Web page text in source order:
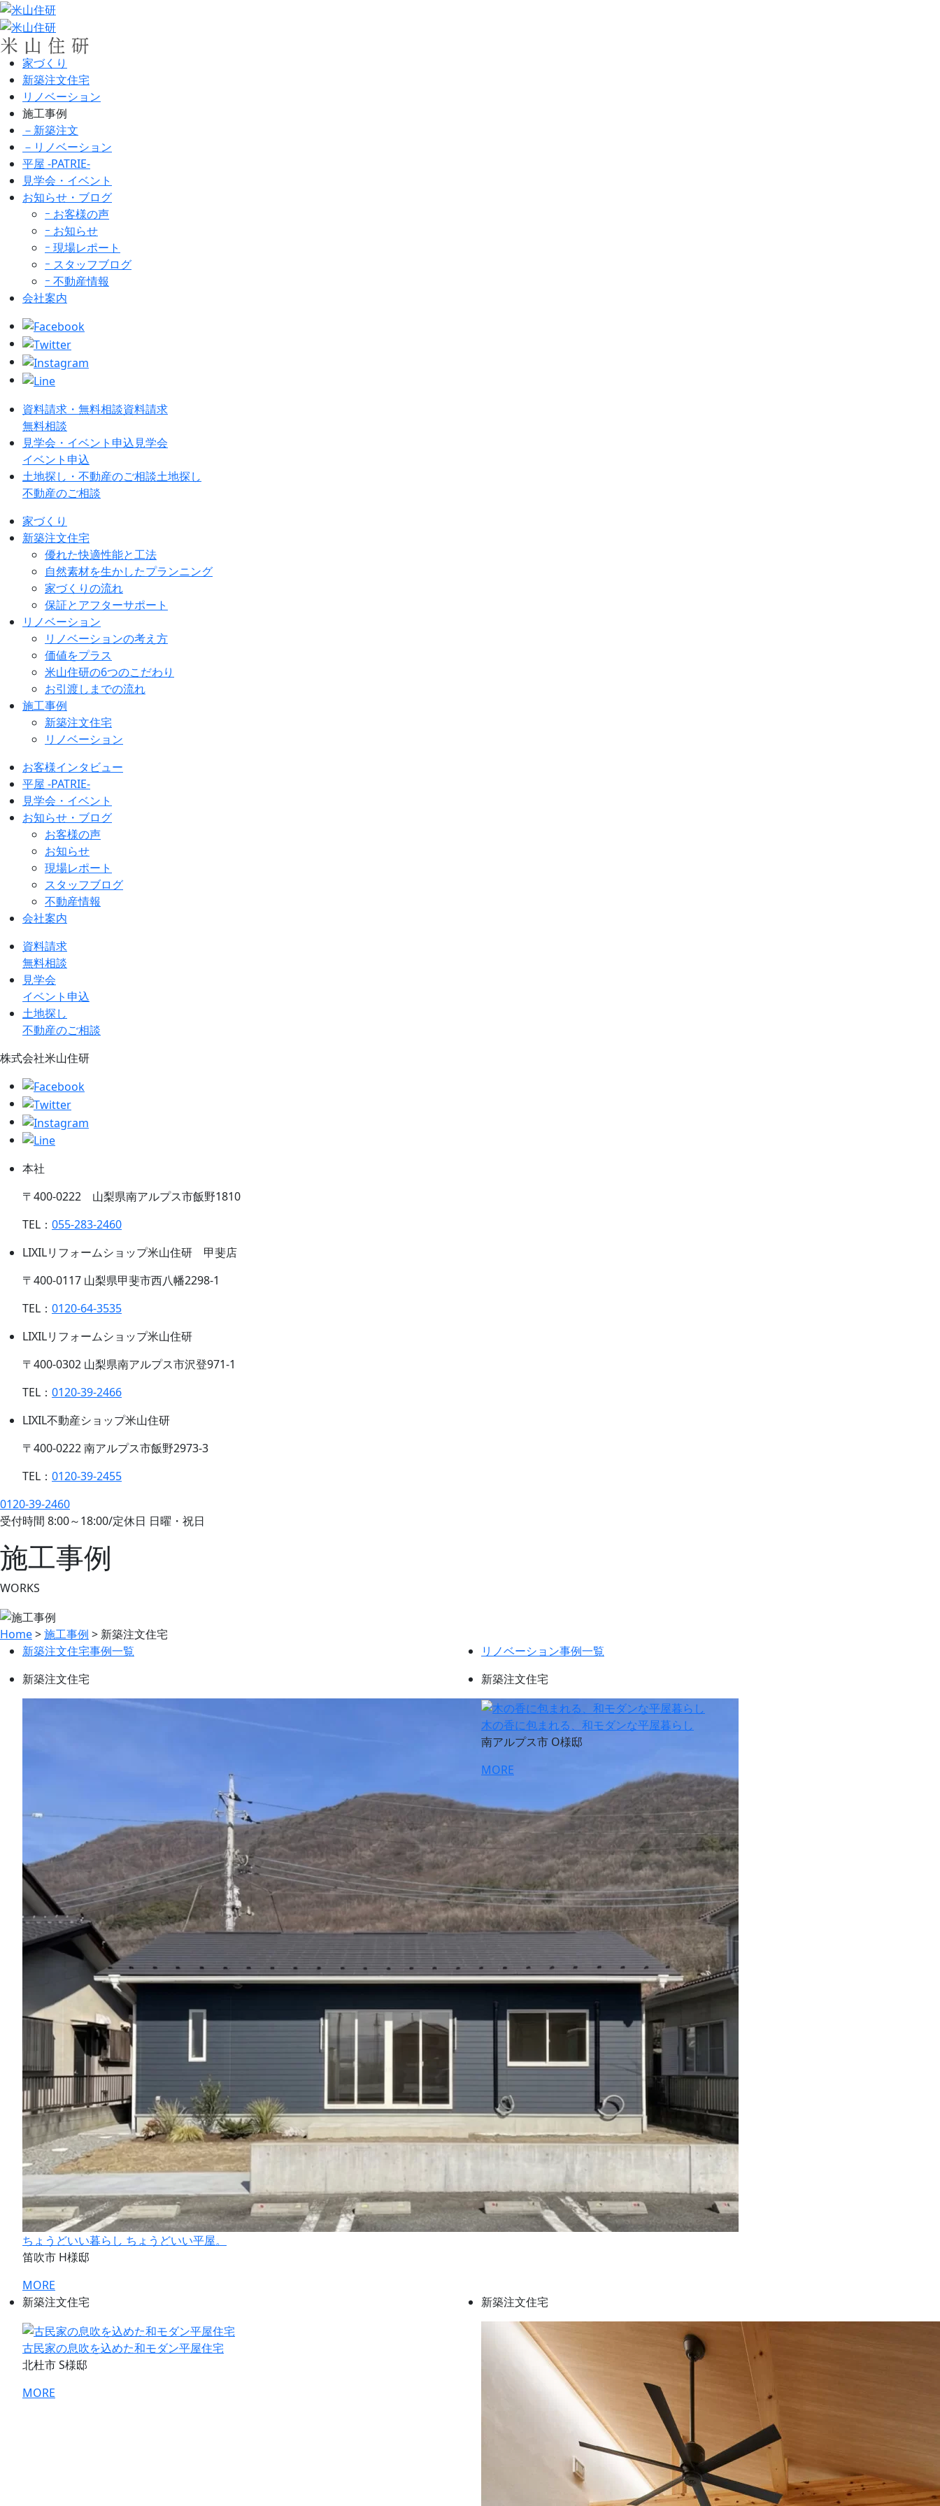
家づくり
新築注文住宅
リノベーション
施工事例
－新築注文
－リノベーション
平屋 -PATRIE-
見学会・イベント
お知らせ・ブログ
ｰ お客様の声
ｰ お知らせ
ｰ 現場レポート
ｰ スタッフブログ
ｰ 不動産情報
会社案内
資料請求・無料相談資料請求
無料相談
見学会・イベント申込見学会
イベント申込
土地探し・不動産のご相談土地探し
不動産のご相談
家づくり
新築注文住宅
優れた快適性能と工法
自然素材を生かしたプランニング
家づくりの流れ
保証とアフターサポート
リノベーション
リノベーションの考え方
価値をプラス
米山住研の6つのこだわり
お引渡しまでの流れ
施工事例
新築注文住宅
リノベーション
お客様インタビュー
平屋 -PATRIE-
見学会・イベント
お知らせ・ブログ
お客様の声
お知らせ
現場レポート
スタッフブログ
不動産情報
会社案内
資料請求
無料相談
見学会
イベント申込
土地探し
不動産のご相談
株式会社米山住研
本社
〒400-0222 山梨県南アルプス市飯野1810
TEL： 055-283-2460
LIXILリフォームショップ米山住研 甲斐店
〒400-0117 山梨県甲斐市西八幡2298-1
TEL： 0120-64-3535
LIXILリフォームショップ米山住研
〒400-0302 山梨県南アルプス市沢登971-1
TEL： 0120-39-2466
LIXIL不動産ショップ米山住研
〒400-0222 南アルプス市飯野2973-3
TEL： 0120-39-2455
0120-39-2460
受付時間 8:00～18:00/定休日 日曜・祝日
施工事例
WORKS
Home>施工事例 > 新築注文住宅
新築注文住宅事例一覧
リノベーション事例一覧
新築注文住宅
ちょうどいい暮らし ちょうどいい平屋。
笛吹市 H様邸
MORE
新築注文住宅
木の香に包まれる、和モダンな平屋暮らし
南アルプス市 O様邸
MORE
新築注文住宅
古民家の息吹を込めた和モダン平屋住宅
北杜市 S様邸
MORE
新築注文住宅